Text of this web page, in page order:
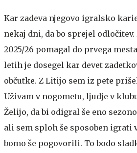
Kar zadeva njegovo igralsko
nekaj dni, da bo sprejel
2025/26 pomagal do prvega
letih je dosegel kar devet
občutke. Z Litijo sem iz pete
Uživam v nogometu, ljudje v
Želijo, da bi odigral še eno
ali sem sploh še sposoben igrati
bomo še pogovorili. To bodo